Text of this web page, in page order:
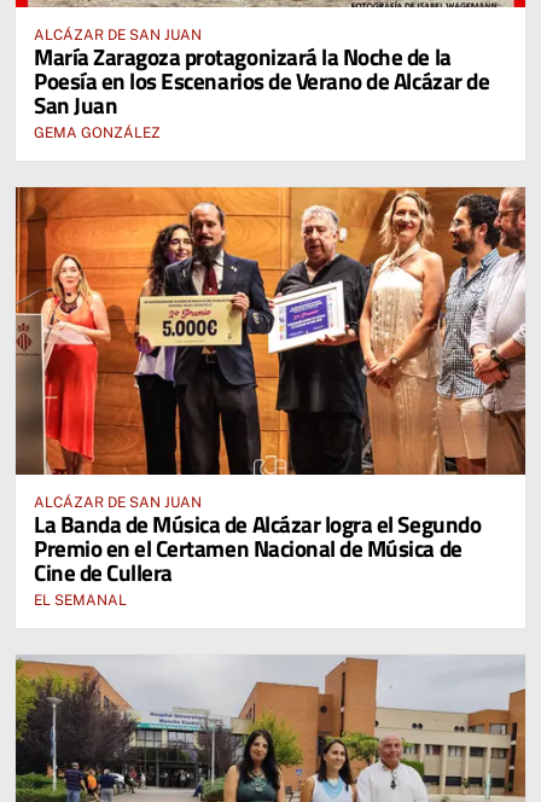
ALCÁZAR DE SAN JUAN
María Zaragoza protagonizará la Noche de la
Poesía en los Escenarios de Verano de Alcázar de
San Juan
GEMA GONZÁLEZ
ALCÁZAR DE SAN JUAN
La Banda de Música de Alcázar logra el Segundo
Premio en el Certamen Nacional de Música de
Cine de Cullera
EL SEMANAL